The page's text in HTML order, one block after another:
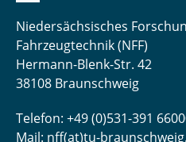
Niedersächsisches
Fahrzeugtechnik (NFF)
Hermann-Blenk-Str. 42
38108 Braunschweig
Telefon: +49 (0)531-391
Mail: nff(at)tu-